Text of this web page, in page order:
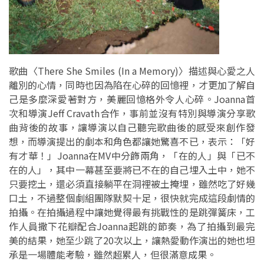
歌曲〈There She Smiles (In a Memory)〉描述與心愛之人
離別的心情，同時也因為陷在心碎的回憶裡，才更加了解自
己是多麼深愛著對方，美麗回憶格外令人心碎。Joanna首
次和導演Jeff Cravath合作，事前並沒有特別與導演分享歌
曲背後的故事，讓導演以自己聽完歌曲後的感受來創作發
想，而導演提出的劇本和角色都讓她驚喜不已，表示：「好
有才華！」 Joanna在MV中分飾兩角，「在的人」與「已不
在的人」，其中一幕甚至要將已不在的自己埋入土中，她不
只要挖土，還必須直接躺平在洞裡被土掩埋，雖然吃了好幾
口土，不過整個劇組團隊默契十足，很快就完成這段劇情的
拍攝。在拍攝過程中讓她覺得最有挑戰性的是跳彈簧床，工
作人員撒下花瓣配合Joanna起跳的節奏，為了拍攝到最完
美的結果，她至少跳了20次以上，讓熱愛動作演出的她也坦
承是一場體能考驗，雖然超累人，但很滿意成果。